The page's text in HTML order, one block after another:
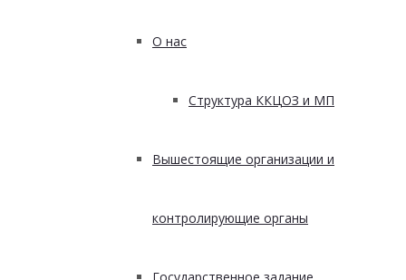
О нас
Структура ККЦОЗ и МП
Вышестоящие организации и
контролирующие органы